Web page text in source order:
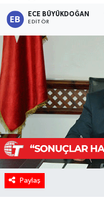
ECE BÜYÜKDOĞAN
EDITÖR
Paylaş